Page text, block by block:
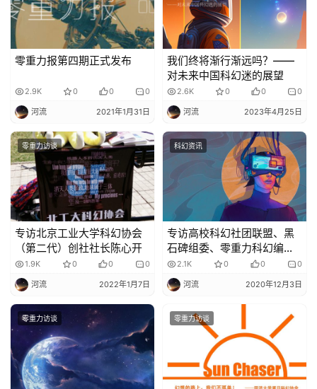
零重力报第四期正式发布
2.9K 0 0 0
河流 2021年1月31日
我们终将渐行渐远吗？——
对未来中国科幻迷的展望
2.6K 0 0 0
河流 2023年4月25日
零重力访谈
专访北京工业大学科幻协会
（第二代）创社社长陈心开
1.9K 0 0 0
河流 2022年1月7日
科幻资讯
专访高校科幻社团联盟、黑
石碑组委、零重力科幻编辑
风幻百夜
2.1K 0 0 0
河流 2020年12月3日
零重力访谈 零重力访谈